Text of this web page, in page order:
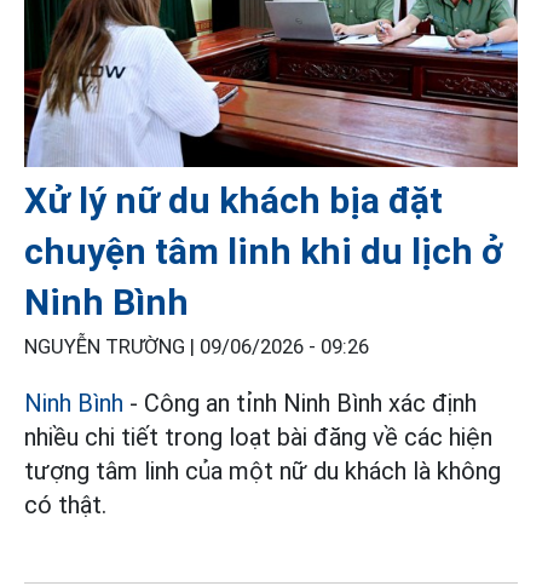
Xử lý nữ du khách bịa đặt
chuyện tâm linh khi du lịch ở
Ninh Bình
NGUYỄN TRƯỜNG | 09/06/2026 - 09:26
Ninh Bình - Công an tỉnh Ninh Bình xác định
nhiều chi tiết trong loạt bài đăng về các hiện
tượng tâm linh của một nữ du khách là không
có thật.